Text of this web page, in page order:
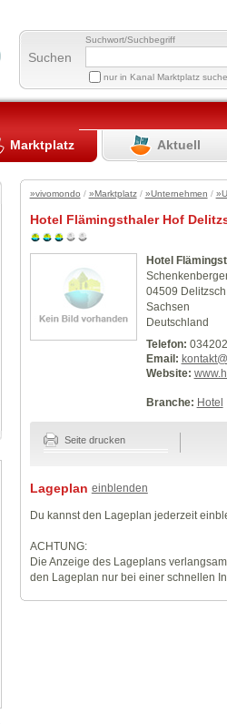
Suchen
Suchwort/Suchbegriff
nur in Kanal Marktplatz
Marktplatz Aktuell
»vivomondo / »Marktplatz/ »Unternehmen /
Hotel Flämingsthaler Hof
Hotel
04509 Delitzsch
Sachsen
Deutschland
Telefon:
Email:
Website:
Branche: Hotel
Seite drucken
Lageplan einblenden
Du kannst den Lageplan jederzeit
ACHTUNG:
Die Anzeige des Lageplans
den Lageplan nur bei einer schnellen